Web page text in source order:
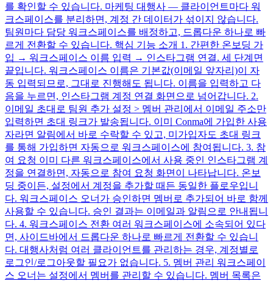
를 확인할 수 있습니다. 마케팅 대행사 — 클라이언트마다 워
크스페이스를 분리하면, 계정 간 데이터가 섞이지 않습니다.
팀원마다 담당 워크스페이스를 배정하고, 드롭다운 하나로 빠
르게 전환할 수 있습니다. 핵심 기능 소개 1. 간편한 온보딩 가
입 → 워크스페이스 이름 입력 → 인스타그램 연결. 세 단계면
끝입니다. 워크스페이스 이름은 기본값(이메일 앞자리)이 자
동 입력되므로, 그대로 진행해도 됩니다. 이름을 입력하고 다
음을 누르면, 인스타그램 계정 연결 화면으로 넘어갑니다. 2.
이메일 초대로 팀원 추가 설정 > 멤버 관리에서 이메일 주소만
입력하면 초대 링크가 발송됩니다. 이미 Conma에 가입한 사용
자라면 알림에서 바로 수락할 수 있고, 미가입자도 초대 링크
를 통해 가입하면 자동으로 워크스페이스에 참여됩니다. 3. 참
여 요청 이미 다른 워크스페이스에서 사용 중인 인스타그램 계
정을 연결하면, 자동으로 참여 요청 화면이 나타납니다. 온보
딩 중이든, 설정에서 계정을 추가할 때든 동일한 플로우입니
다. 워크스페이스 오너가 승인하면 멤버로 추가되어 바로 함께
사용할 수 있습니다. 승인 결과는 이메일과 알림으로 안내됩니
다. 4. 워크스페이스 전환 여러 워크스페이스에 소속되어 있다
면, 사이드바에서 드롭다운 하나로 빠르게 전환할 수 있습니
다. 대행사처럼 여러 클라이언트를 관리하는 경우, 계정별로
로그인/로그아웃할 필요가 없습니다. 5. 멤버 관리 워크스페이
스 오너는 설정에서 멤버를 관리할 수 있습니다. 멤버 목록은